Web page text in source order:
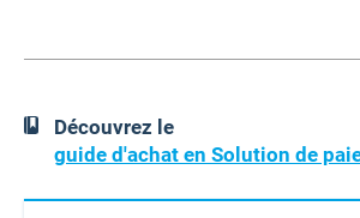
Découvrez le
guide d'achat en Solution de